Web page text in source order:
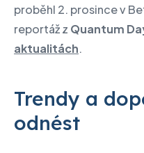
proběhl 2. prosince v
reportáž z Quantum
aktualitách.
Trendy a
odnést